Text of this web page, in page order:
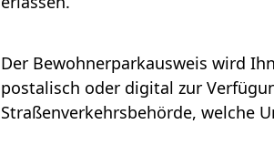
Der Bewohnerparkausweis wird
postalisch oder digital zur
Straßenverkehrsbehörde, welche